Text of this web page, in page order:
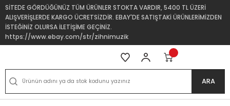
SİTEDE GÖRDÜĞÜNÜZ TÜM ÜRÜNLER STOKTA VARDIR, 5400 TL ÜZERİ
ALIŞVERİŞLERDE KARGO ÜCRETSİZDİR. EBAY'DE SATIŞTAKİ ÜRÜNLERİMİZDEN
İSTEĞİNİZ OLURSA İLETİŞİME GEÇİNİZ.
https://www.ebay.com/str/zihnimuzik
ARA